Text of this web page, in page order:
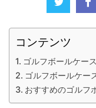
コンテンツ
ゴルフボールケー
ゴルフボールケー
おすすめのゴルフ